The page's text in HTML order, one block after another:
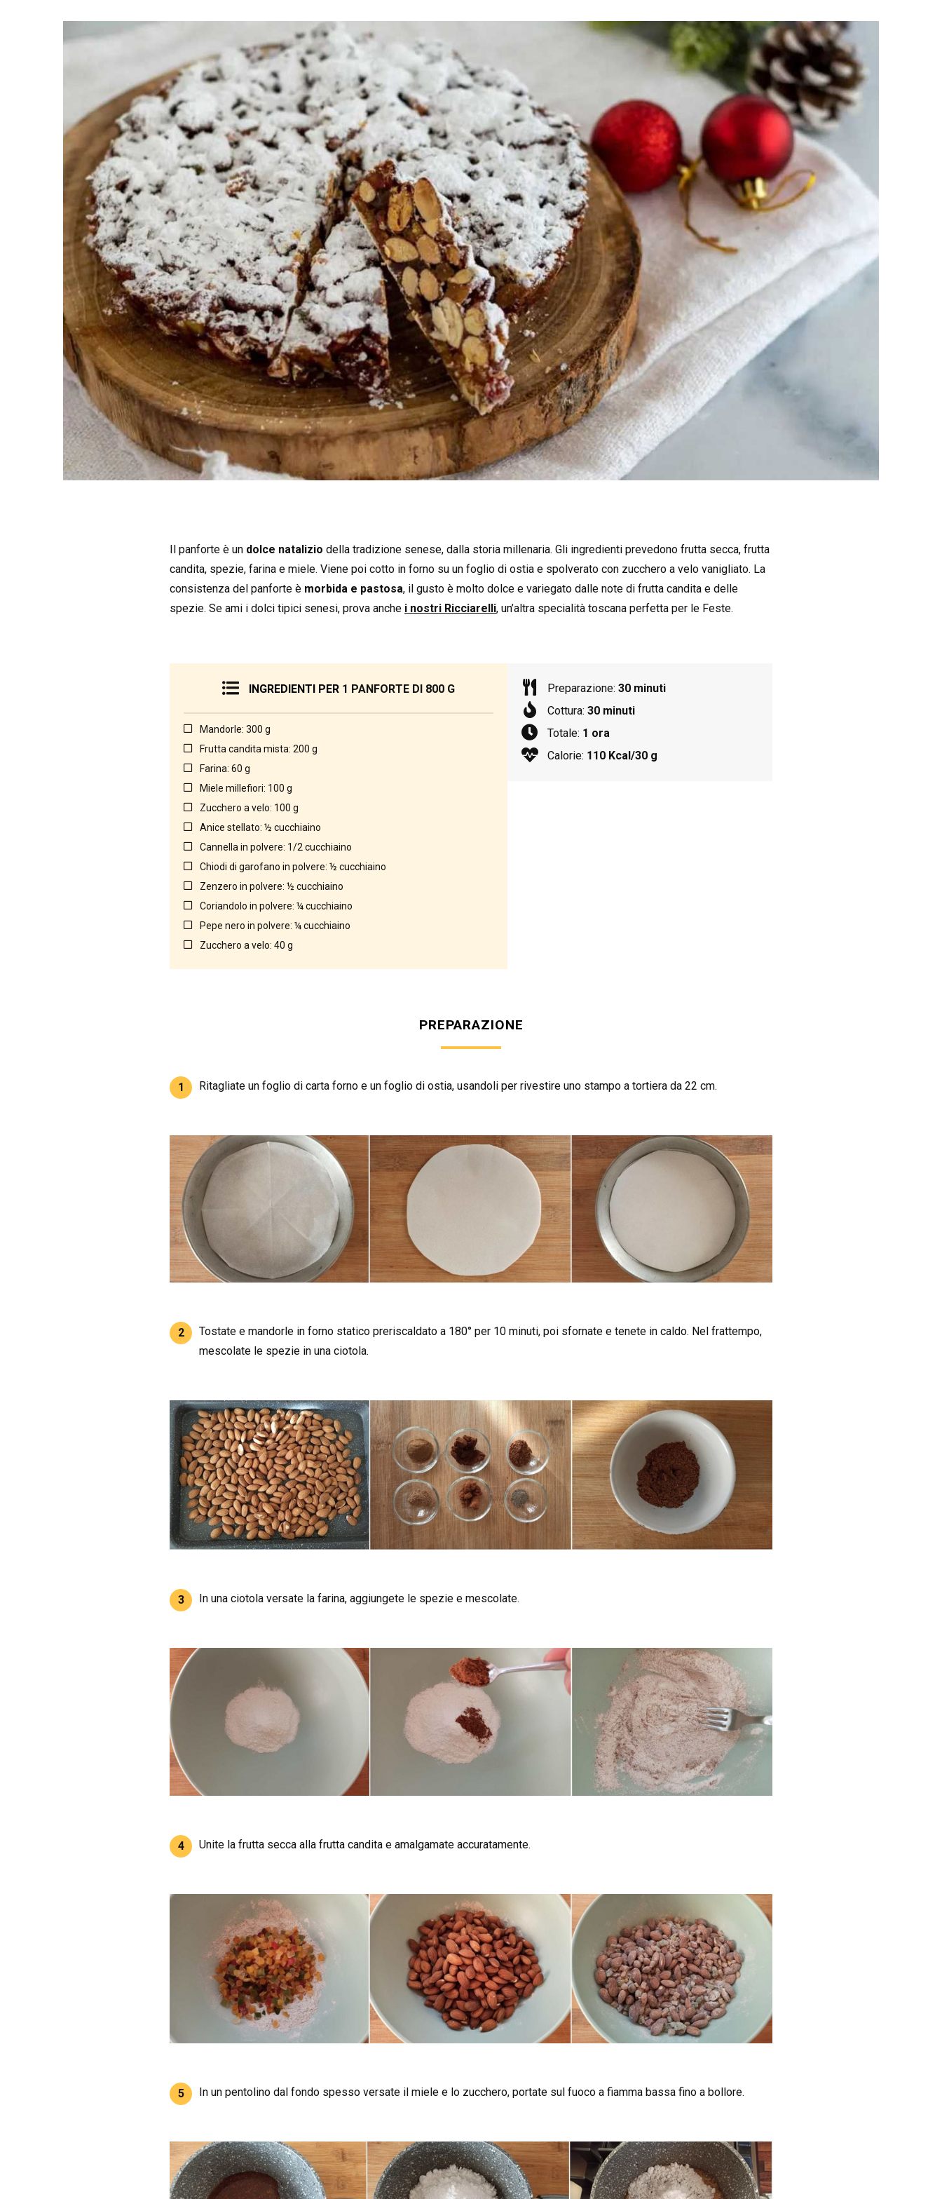
Premi invio per cercare o ESC per uscire
Il panforte è un dolce natalizio della tradizione senese, dalla storia millenaria. Gli ingredienti prevedono frutta secca, frutta
candita, spezie, farina e miele. Viene poi cotto in forno su un foglio di ostia e spolverato con zucchero a velo vanigliato. La
consistenza del panforte è morbida e pastosa, il gusto è molto dolce e variegato dalle note di frutta candita e delle
spezie. Se ami i dolci tipici senesi, prova anche i nostri Ricciarelli, un’altra specialità toscana perfetta per le Feste.
INGREDIENTI PER 1 PANFORTE DI 800 G
Mandorle: 300 g
Frutta candita mista: 200 g
Farina: 60 g
Miele millefiori: 100 g
Zucchero a velo: 100 g
Anice stellato: ½ cucchiaino
Cannella in polvere: 1/2 cucchiaino
Chiodi di garofano in polvere: ½ cucchiaino
Zenzero in polvere: ½ cucchiaino
Coriandolo in polvere: ¼ cucchiaino
Pepe nero in polvere: ¼ cucchiaino
Zucchero a velo: 40 g
Preparazione:30 minuti
Cottura:30 minuti
Totale: 1 ora
Calorie: 110 Kcal/30 g
PREPARAZIONE
1 Ritagliate un foglio di carta forno e un foglio di ostia, usandoli per rivestire uno stampo a tortiera da 22 cm.
2
Tostate e mandorle in forno statico preriscaldato a 180° per 10 minuti, poi sfornate e tenete in caldo. Nel frattempo,
mescolate le spezie in una ciotola.
3 In una ciotola versate la farina, aggiungete le spezie e mescolate.
4 Unite la frutta secca alla frutta candita e amalgamate accuratamente.
5 In un pentolino dal fondo spesso versate il miele e lo zucchero, portate sul fuoco a fiamma bassa fino a bollore.